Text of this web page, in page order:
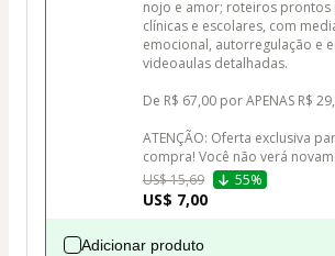
nojo e amor; roteiros prontos
clínicas e escolares, com
emocional, autorregulação e
videoaulas detalhadas.
De R$ 67,00 por APENAS R$
ATENÇÃO: Oferta exclusiva
compra! Você não verá
US$ 15,69
55%
US$ 7,00
Adicionar produto